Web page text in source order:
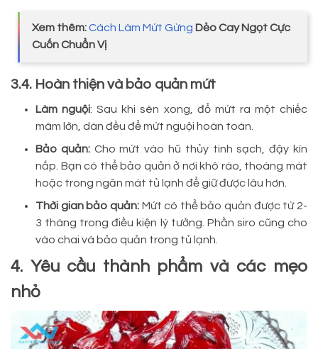
Xem thêm:Cách Làm Mứt Gừng Dẻo Cay Ngọt Cực
Cuốn Chuẩn Vị
3.4. Hoàn thiện và bảo quản mứt
Làm nguội: Sau khi sên xong, đổ mứt ra một chiếc
mâm lớn, dàn đều để mứt nguội hoàn toàn.
Bảo quản:Cho mứt vào hũ thủy tinh sạch, đậy kín
nắp. Bạn có thể bảo quản ở nơi khô ráo, thoáng mát
hoặc trong ngăn mát tủ lạnh để giữ được lâu hơn.
Thời gian bảo quản:Mứt có thể bảo quản được từ 2-
3 tháng trong điều kiện lý tưởng. Phần siro cũng cho
vào chai và bảo quản trong tủ lạnh.
4. Yêu cầu thành phẩm và các mẹo
nhỏ